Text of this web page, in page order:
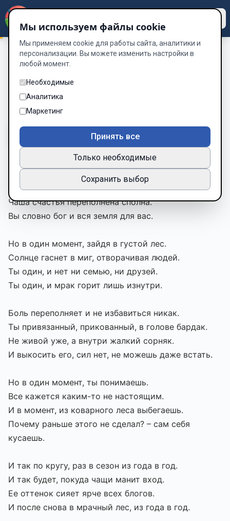
Сборник стихов: Путник
22. МДП
Глава 22 из 27
Шрифт
Представьте, вы гуляете по чаще.
Все прекрасно, теплый ветер.
Чаша счастья переполнена сполна.
Вы словно бог и вся земля для вас.
Но в один момент, зайдя в густой лес.
Солнце гаснет в миг, отворачивая людей.
Ты один, и нет ни семью, ни друзей.
Ты один, и мрак горит лишь изнутри.
Боль переполняет и не избавиться никак.
Ты привязанный, прикованный, в голове бардак.
Не живой уже, а внутри жалкий сорняк.
И выкосить его, сил нет, не можешь даже встать.
Но в один момент, ты понимаешь.
Все кажется каким-то не настоящим.
И в момент, из коварного леса выбегаешь.
Почему раньше этого не сделал? – сам себя
кусаешь.
И так по кругу, раз в сезон из года в год.
И так будет, покуда чащи манит вход.
Ее оттенок сияет ярче всех блогов.
И после снова в мрачный лес, из года в год.
Мы используем файлы cookie
Мы применяем cookie для работы сайта, аналитики и
персонализации. Вы можете изменить настройки в
любой момент.
Необходимые
Аналитика
Маркетинг
Принять все
Только необходимые
Сохранить выбор